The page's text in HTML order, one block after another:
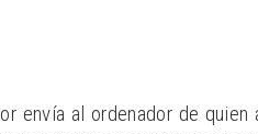
envía al ordenador de quien